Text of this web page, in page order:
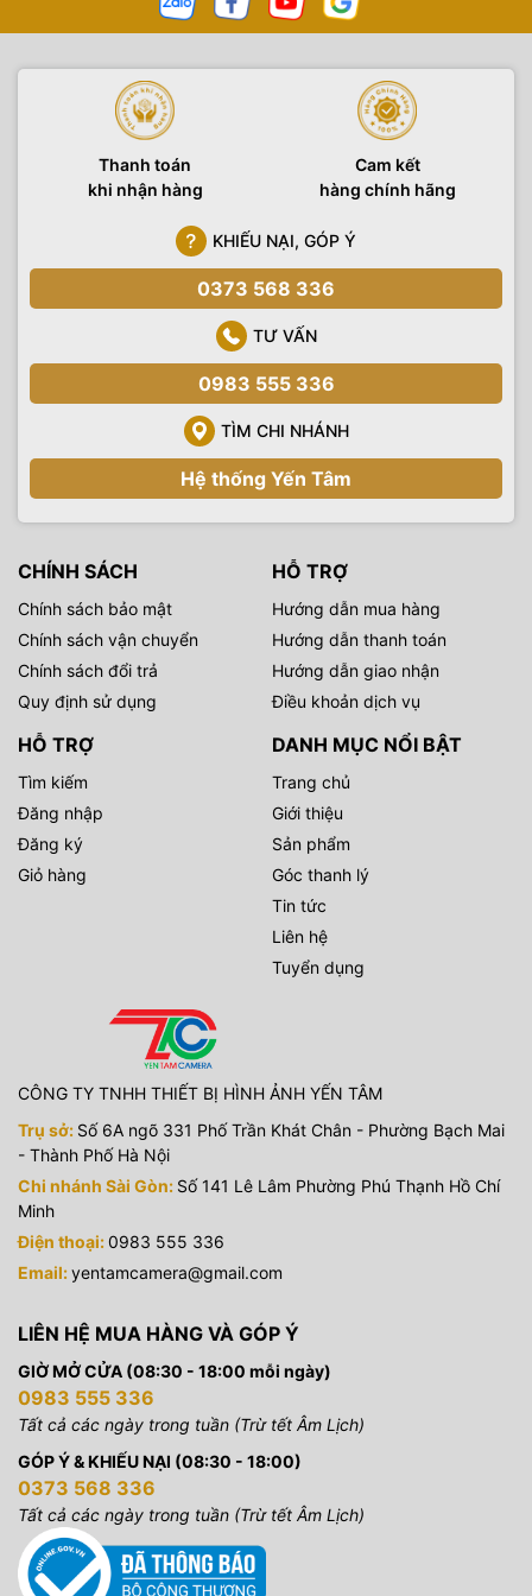
quay phim, các loại đèn phục vụ quay phim, chụp ảnh sản
chính hãng. Thiết bị hình ảnh Yến Tâm cũng là đơn vịsetup
trường quaytrọn gói, tư vấn và chuyển giao các công nghệ
trường quay ảo đến mọi khách hàng có nhu cầu.
Thanh toán
khi nhận hàng
Cam kết
hàng chính hãng
KHIẾU NẠI, GÓP Ý
0373 568 336
TƯ VẤN
0983 555 336
TÌM CHI NHÁNH
Hệ thống Yến Tâm
CHÍNH SÁCH
Chính sách bảo mật
Chính sách vận chuyển
Chính sách đổi trả
Quy định sử dụng
HỖ TRỢ
Hướng dẫn mua hàng
Hướng dẫn thanh toán
Hướng dẫn giao nhận
Điều khoản dịch vụ
HỖ TRỢ
Tìm kiếm
Đăng nhập
Đăng ký
Giỏ hàng
DANH MỤC NỔI BẬT
Trang chủ
Giới thiệu
Sản phẩm
Góc thanh lý
Tin tức
Liên hệ
Tuyển dụng
CÔNG TY TNHH THIẾT BỊ HÌNH ẢNH YẾN TÂM
Trụ sở: Số 6A ngõ 331 Phố Trần Khát Chân - Phường Bạch Mai
- Thành Phố Hà Nội
Chi nhánh Sài Gòn: Số 141 Lê Lâm Phường Phú Thạnh Hồ Chí
Minh
Điện thoại:0983 555 336
Email:yentamcamera@gmail.com
LIÊN HỆ MUA HÀNG VÀ GÓP Ý
GIỜ MỞ CỬA (08:30 - 18:00 mỗi ngày)
0983 555 336
Tất cả các ngày trong tuần (Trừ tết Âm Lịch)
GÓP Ý & KHIẾU NẠI (08:30 - 18:00)
0373 568 336
Tất cả các ngày trong tuần (Trừ tết Âm Lịch)